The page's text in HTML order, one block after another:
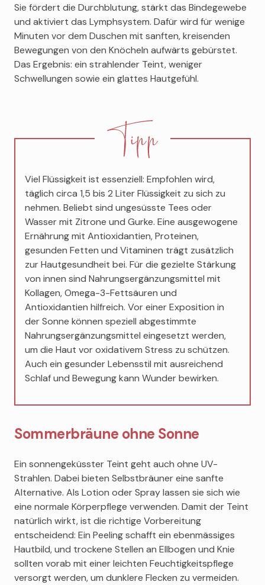
Sie fördert die Durchblutung, stärkt das Bindegewebe
und aktiviert das Lymphsystem. Dafür wird für wenige
Minuten vor dem Duschen mit sanften, kreisenden
Bewegungen von den Knöcheln aufwärts gebürstet.
Das Ergebnis: ein strahlender Teint, weniger
Schwellungen sowie ein glattes Hautgefühl.
Viel Flüssigkeit ist essenziell: Empfohlen wird,
täglich circa 1,5 bis 2 Liter Flüssigkeit zu sich zu
nehmen. Beliebt sind ungesüsste Tees oder
Wasser mit Zitrone und Gurke. Eine ausgewogene
Ernährung mit Antioxidantien, Proteinen,
gesunden Fetten und Vitaminen trägt zusätzlich
zur Hautgesundheit bei. Für die gezielte Stärkung
von innen sind Nahrungsergänzungsmittel mit
Kollagen, Omega-3-Fettsäuren und
Antioxidantien hilfreich. Vor einer Exposition in
der Sonne können speziell abgestimmte
Nahrungsergänzungsmittel eingesetzt werden,
um die Haut vor oxidativem Stress zu schützen.
Auch ein gesunder Lebensstil mit ausreichend
Schlaf und Bewegung kann Wunder bewirken.
Sommerbräune ohne Sonne
Ein sonnengeküsster Teint geht auch ohne UV-
Strahlen. Dabei bieten Selbstbräuner eine sanfte
Alternative. Als Lotion oder Spray lassen sie sich wie
eine normale Körperpflege verwenden. Damit der Teint
natürlich wirkt, ist die richtige Vorbereitung
entscheidend: Ein Peeling schafft ein ebenmässiges
Hautbild, und trockene Stellen an Ellbogen und Knie
sollten vorab mit einer leichten Feuchtigkeitspflege
versorgt werden, um dunklere Flecken zu vermeiden.